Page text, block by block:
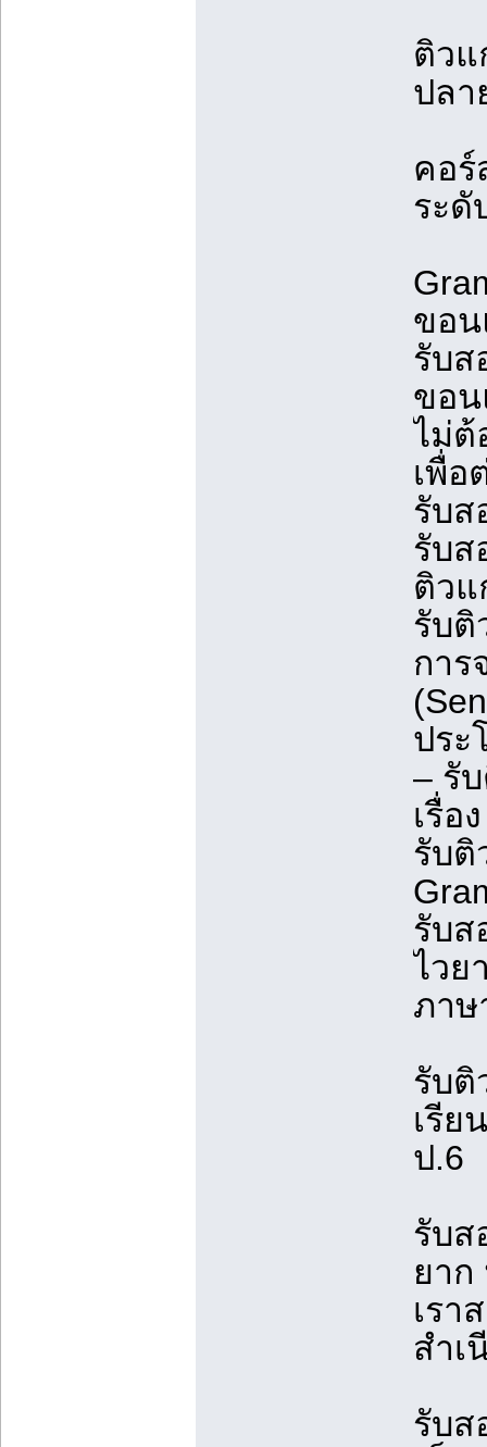
ติวแ
ปล
คอร์
ระดั
ขอ
รับส
ขอน
ไม่ต้
เพื่อ
รับส
รับส
ติวแ
รับติ
การ
ประ
– รั
เรื่อง
รับติ
รับส
ไวย
ภาษ
รับติ
เรีย
ป.6
รับส
ยาก
เรา
สำเ
รับ